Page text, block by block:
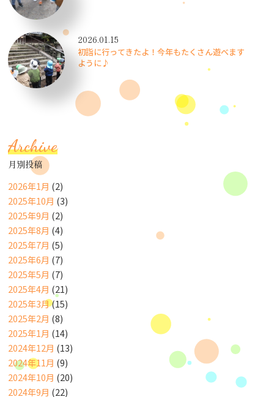
2026.01.15
初詣に行ってきたよ！今年もたくさん遊べます
ように♪
Archive
月別投稿
2026年1月 (2)
2025年10月 (3)
2025年9月 (2)
2025年8月 (4)
2025年7月 (5)
2025年6月 (7)
2025年5月 (7)
2025年4月 (21)
2025年3月(15)
2025年2月 (8)
2025年1月 (14)
2024年12月 (13)
2024年11月 (9)
2024年10月 (20)
2024年9月 (22)